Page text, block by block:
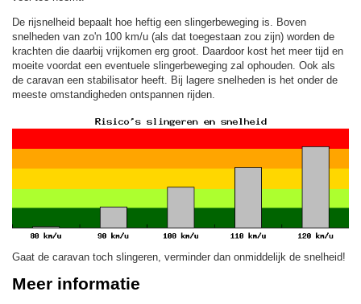
De rijsnelheid bepaalt hoe heftig een slingerbeweging is. Boven
snelheden van zo'n 100 km/u (als dat toegestaan zou zijn) worden de
krachten die daarbij vrijkomen erg groot. Daardoor kost het meer tijd en
moeite voordat een eventuele slingerbeweging zal ophouden. Ook als
de caravan een stabilisator heeft. Bij lagere snelheden is het onder de
meeste omstandigheden ontspannen rijden.
Gaat de caravan toch slingeren, verminder dan onmiddelijk de snelheid!
Meer informatie